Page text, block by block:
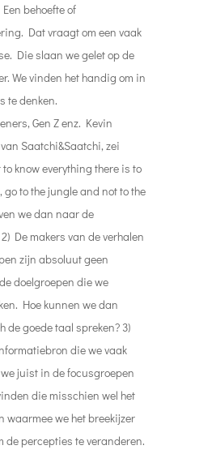
behoefte of
Dat vraagt om een vaak
Die slaan we gelet op de
We vinden het handig om in
te denken.
Gen Z enz. Kevin
Saatchi&Saatchi, zei
know everything there is to
go to the jungle and not to the
we dan naar de
De makers van de verhalen
zijn absoluut geen
doelgroepen die we
Hoe kunnen we dan
de goede taal spreken? 3)
die we vaak
juist in de focusgroepen
die misschien wel het
waarmee we het breekijzer
de percepties te veranderen.